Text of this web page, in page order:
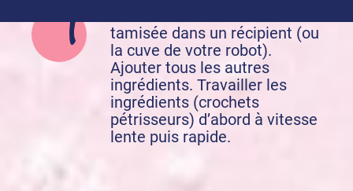
tamisée dans un récipient (ou
la cuve de votre robot).
Ajouter tous les autres
ingrédients. Travailler les
ingrédients (crochets
pétrisseurs) d’abord à vitesse
lente puis rapide.